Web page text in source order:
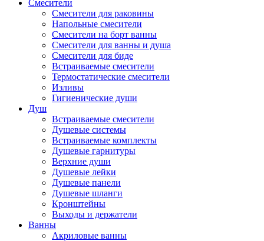
Смесители
Смесители для раковины
Напольные смесители
Смесители на борт ванны
Смесители для ванны и душа
Смесители для биде
Встраиваемые смесители
Термостатические смесители
Изливы
Гигиенические души
Душ
Встраиваемые смесители
Душевые системы
Встраиваемые комплекты
Душевые гарнитуры
Верхние души
Душевые лейки
Душевые панели
Душевые шланги
Кронштейны
Выходы и держатели
Ванны
Акриловые ванны